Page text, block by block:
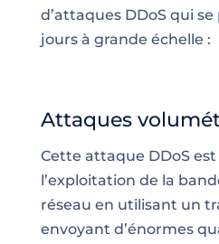
d’attaques DDoS qui
jours à grande échelle :
Attaques
Cette attaque DDoS
l’exploitation de la
réseau en utilisant un
envoyant d’énormes